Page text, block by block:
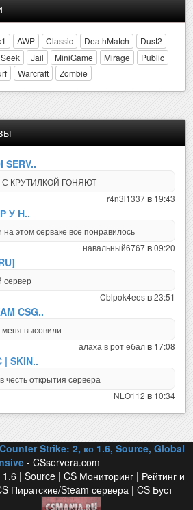
AWP Classic DeathMatch
Dust2
Jail MiniGame Mirage
Public
Warcraft Zombie
SERV..
С КРУТИЛКОЙ ГОНЯЮТ
r4n3l1337в 19:43
У Н..
этом серваке все понравилось
навальный6767в09:20
сервер
Cblpok4eesв23:51
CSG..
высовили
алаха в рот ебалв 17:08
| SKIN..
честь открытия сервера
NLO112 в 10:34
Strike: 2, кс 1.6, Source, Global
- CSservera.com
| Source | CS Мониторинг | Рейтинг и
Пиратские/Steam сервера | CS Буст